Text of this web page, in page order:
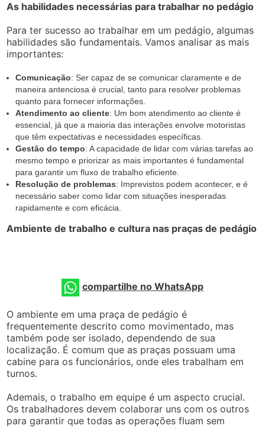
As habilidades necessárias para trabalhar no pedágio
Para ter sucesso ao trabalhar em um pedágio, algumas
habilidades são fundamentais. Vamos analisar as mais
importantes:
Comunicação: Ser capaz de se comunicar claramente e de
maneira antenciosa é crucial, tanto para resolver problemas
quanto para fornecer informações.
Atendimento ao cliente: Um bom atendimento ao cliente é
essencial, já que a maioria das interações envolve motoristas
que têm expectativas e necessidades específicas.
Gestão do tempo: A capacidade de lidar com várias tarefas ao
mesmo tempo e priorizar as mais importantes é fundamental
para garantir um fluxo de trabalho eficiente.
Resolução de problemas: Imprevistos podem acontecer, e é
necessário saber como lidar com situações inesperadas
rapidamente e com eficácia.
Ambiente de trabalho e cultura nas praças de pedágio
compartilhe no WhatsApp
O ambiente em uma praça de pedágio é
frequentemente descrito como movimentado, mas
também pode ser isolado, dependendo de sua
localização. É comum que as praças possuam uma
cabine para os funcionários, onde eles trabalham em
turnos.
Ademais, o trabalho em equipe é um aspecto crucial.
Os trabalhadores devem colaborar uns com os outros
para garantir que todas as operações fluam sem